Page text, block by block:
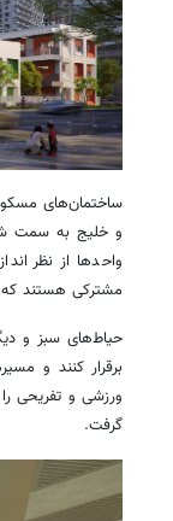
و خلیج به سمت
واحدها از نظر
مشترکی هستند
حیاط‌های سبز و
برقرار کنند و
ورزشی و تفریحی
گرفت.